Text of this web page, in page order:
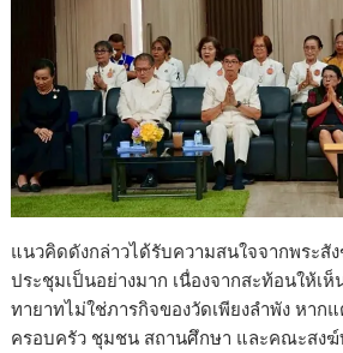
แนวคิดดังกล่าวได้รับความสนใจจากพระสัง
ประชุมเป็นอย่างมาก เนื่องจากสะท้อนให้เห็
ทายาทไม่ใช่ภารกิจของวัดเพียงลำพัง หาก
ครอบครัว ชุมชน สถานศึกษา และคณะสง